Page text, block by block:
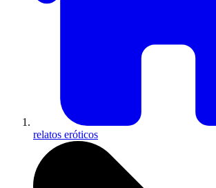
relatos eróticos